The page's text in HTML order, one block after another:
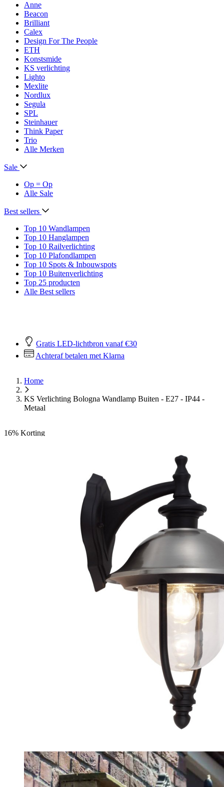
Anne
Beacon
Brilliant
Calex
Design For The People
ETH
Konstsmide
KS verlichting
Lighto
Mexlite
Nordlux
Segula
SPL
Steinhauer
Think Paper
Trio
Alle Merken
Sale
Op = Op
Alle Sale
Best sellers
Top 10 Wandlampen
Top 10 Hanglampen
Top 10 Railverlichting
Top 10 Plafondlampen
Top 10 Spots & Inbouwspots
Top 10 Buitenverlichting
Top 25 producten
Alle Best sellers
Gratis LED-lichtbron vanaf €30
Achteraf betalen met Klarna
Home
KS Verlichting Bologna Wandlamp Buiten - E27 - IP44 -
Metaal
16% Korting